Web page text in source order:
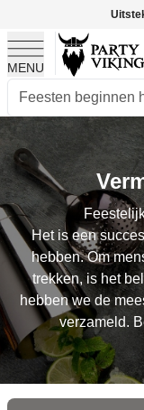
MENU
Ga naar de inhoud
Het is een
hebben. Om
trekken, is het
hebben we de
verzameld.